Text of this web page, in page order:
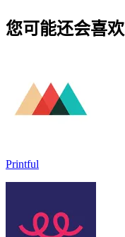
您可能还会喜欢
Printful